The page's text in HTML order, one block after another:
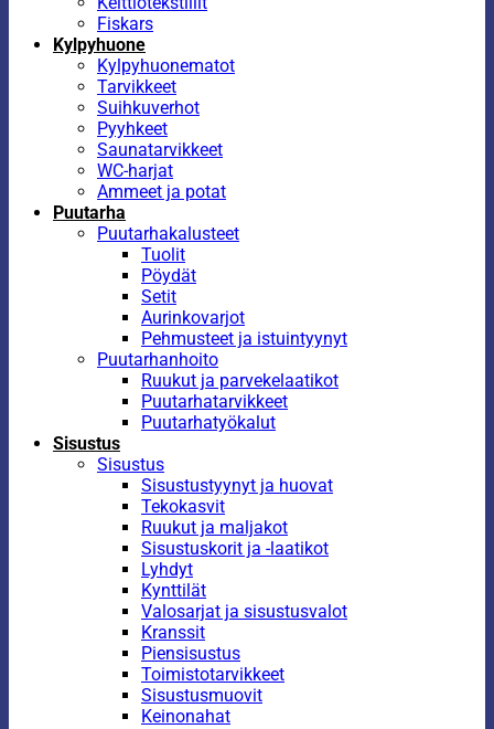
Fiskars
Kylpyhuone
Kylpyhuonematot
Tarvikkeet
Suihkuverhot
Pyyhkeet
Saunatarvikkeet
WC-harjat
Ammeet ja potat
Puutarha
Puutarhakalusteet
Tuolit
Pöydät
Setit
Aurinkovarjot
Pehmusteet ja istuintyynyt
Puutarhanhoito
Ruukut ja parvekelaatikot
Puutarhatarvikkeet
Puutarhatyökalut
Sisustus
Sisustus
Sisustustyynyt ja huovat
Tekokasvit
Ruukut ja maljakot
Sisustuskorit ja -laatikot
Lyhdyt
Kynttilät
Valosarjat ja sisustusvalot
Kranssit
Piensisustus
Toimistotarvikkeet
Sisustusmuovit
Keinonahat